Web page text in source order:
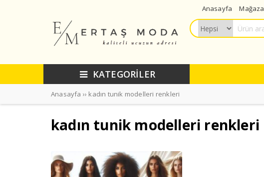
Anasayfa Mağaza
KATEGORİLER
Anasayfa ›› kadın tunik modelleri renkleri
kadın tunik modelleri renkleri